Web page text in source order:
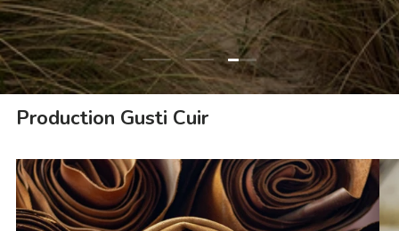
Charger la diapositive 1 de 3
Charger la diapositive 2 de 3
Charger la diapositive 3
Production Gusti Cuir